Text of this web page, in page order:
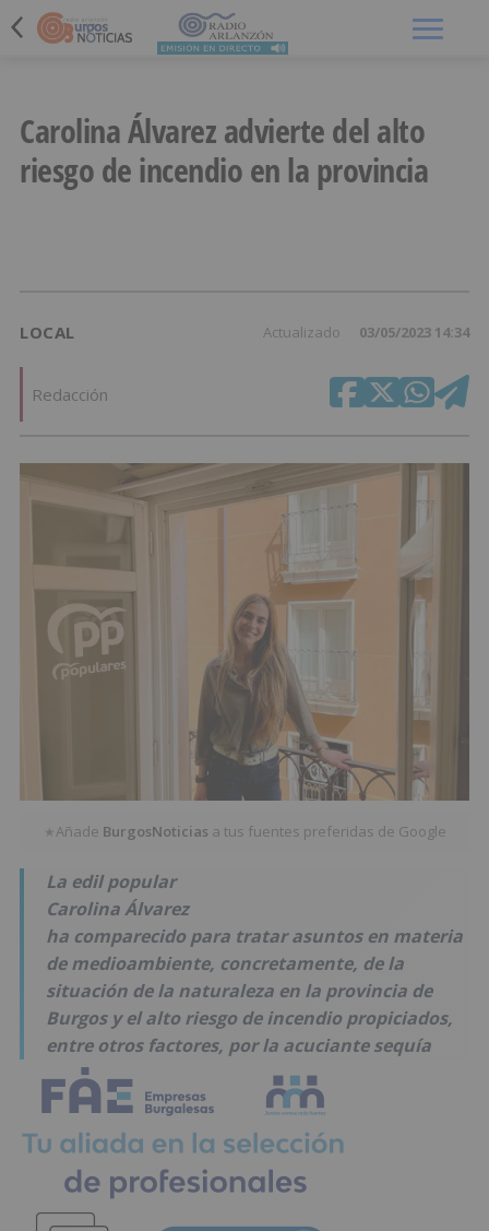
Carolina Álvarez advierte del alto
riesgo de incendio en la provincia
LOCAL Actualizado 03/05/2023 14:34
Redacción
★Añade BurgosNoticias a tus fuentes preferidas de Google
La edil popular
Carolina Álvarez
ha comparecido para tratar asuntos en materia
de medioambiente, concretamente, de la
situación de la naturaleza en la provincia de
Burgos y el alto riesgo de incendio propiciados,
entre otros factores, por la acuciante sequía